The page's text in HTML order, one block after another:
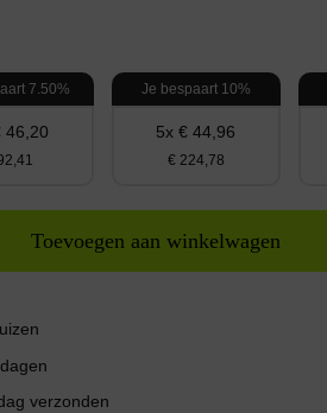
7.50%
46,20
Je bespaart 10%
5x € 44,96
€ 224,78
Toevoegen aan winkelwagen
verzonden